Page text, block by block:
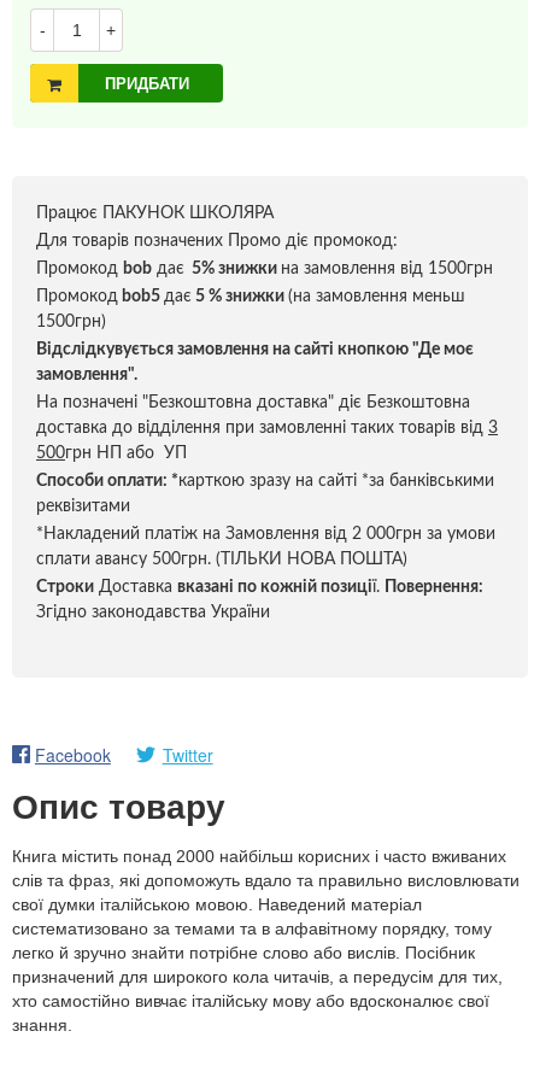
- +
ПРИДБАТИ
Працює ПАКУНОК ШКОЛЯРА
Для товарів позначених Промо діє промокод:
Промокод bob дає 5% знижки на замовлення від 1500грн
Промокод bob5 дає 5 % знижки (на замовлення меньш
1500грн)
Відслідкувується замовлення на сайті кнопкою "Де моє
замовлення".
На позначені "Безкоштовна доставка" діє Безкоштовна
доставка до відділення при замовленні таких товарів від 3
500грн НП або УП
Способи оплати: *карткою зразу на сайті *за банківськими
реквізитами
*Накладений платіж на Замовлення від 2 000грн за умови
сплати авансу 500грн. (ТІЛЬКИ НОВА ПОШТА)
Строки Доставка вказані по кожній позиції.
Повернення:
Згідно законодавства України
Facebook Twitter
Опис товару
Книга містить понад 2000 найбільш корисних і часто вживаних
слів та фраз, які допоможуть вдало та правильно висловлювати
свої думки італійською мовою. Наведений матеріал
систематизовано за темами та в алфавітному порядку, тому
легко й зручно знайти потрібне слово або вислів. Посібник
призначений для широкого кола читачів, а передусім для тих,
хто самостійно вивчає італійську мову або вдосконалює свої
знання.